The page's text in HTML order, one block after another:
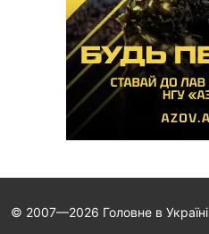
© 2007—2026 Головне в Україні